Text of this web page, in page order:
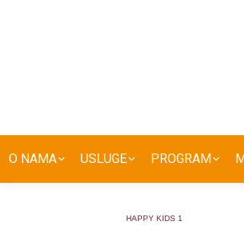
O NAMA USLUGE PROGRAM
HAPPY KIDS 1